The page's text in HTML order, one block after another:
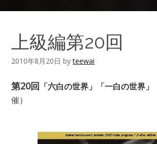
上級編第20回
2010年8月20日 byteewai
第20回 「六白の世界」「一白の世界」
催）